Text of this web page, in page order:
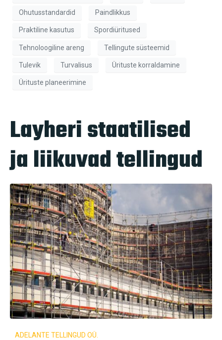
Ohutusstandardid Paindlikkus
Praktiline kasutus Spordiüritused
Tehnoloogiline areng Tellingute süsteemid
Tulevik Turvalisus Ürituste korraldamine
Ürituste planeerimine
Layheri staatilised
ja liikuvad tellingud
ADELANTE TELLINGUD OÜ.